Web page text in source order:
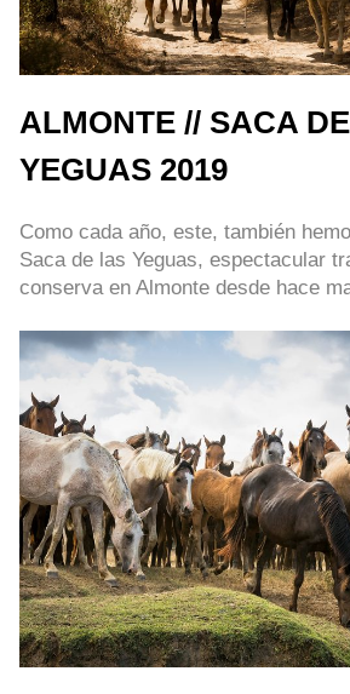
ALMONTE // SACA
YEGUAS 2019
Como cada año, este, también
Saca de las Yeguas, espectacular
conserva en Almonte desde hace